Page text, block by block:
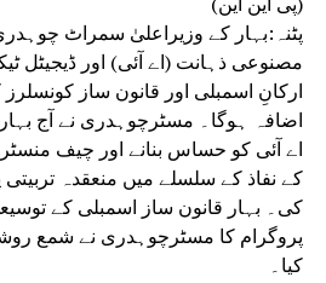
پٹنہ:بہار کے وزیراعلیٰ سمراٹ
مصنوعی ذہانت (اے آئی) اور ڈیجیٹل
ارکانِ اسمبلی اور قانون ساز
اضافہ ہوگا۔ مسٹرچوہدری نے آج
اے آئی کو حساس بنانے اور چیف منسٹر
کے نفاذ کے سلسلے میں منعقدہ
کی۔ بہار قانون ساز اسمبلی کے
پروگرام کا مسٹرچوہدری نے شمع
کیا۔